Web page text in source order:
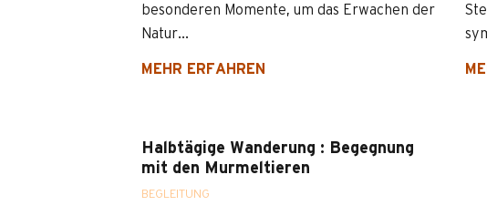
besonderen Momente, um das Erwachen der
Natur...
MEHR ERFAHREN
Halbtägige Wanderung : Begegnung
mit den Murmeltieren
BEGLEITUNG